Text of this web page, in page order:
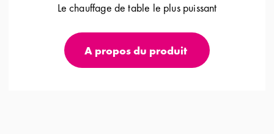
Le chauffage de table le plus puissant
A propos du produit